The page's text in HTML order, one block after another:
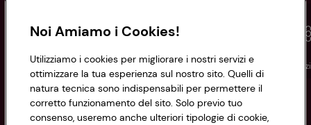
Conad Spesa online Assicurazioni Viaggi
Informazioni
Noi Amiamo i Cookies!
Utilizziamo i cookies per migliorare i nostri servizi e
ottimizzare la tua esperienza sul nostro sito. Quelli di
natura tecnica sono indispensabili per permettere il
corretto funzionamento del sito. Solo previo tuo
consenso, useremo anche ulteriori tipologie di cookie,